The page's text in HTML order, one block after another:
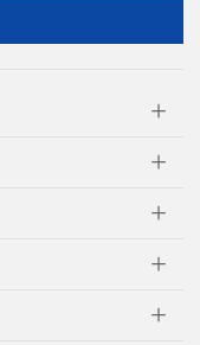
+
+
+
+
+